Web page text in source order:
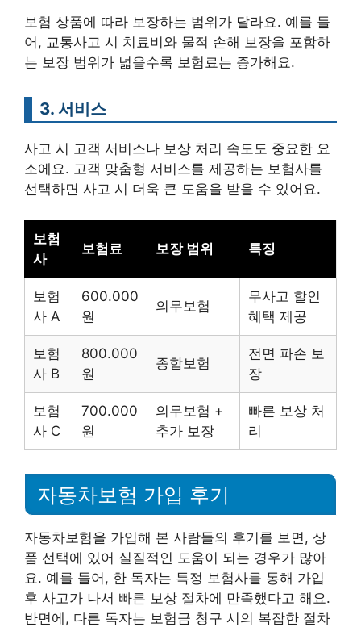
보험 상품에 따라 보장하는 범위가 달라요. 예를 들
어, 교통사고 시 치료비와 물적 손해 보장을 포함하
는 보장 범위가 넓을수록 보험료는 증가해요.
3. 서비스
사고 시 고객 서비스나 보상 처리 속도도 중요한 요
소에요. 고객 맞춤형 서비스를 제공하는 보험사를
선택하면 사고 시 더욱 큰 도움을 받을 수 있어요.
보험
사
보험료 보장 범위 특징
보험
사 A
600.000
원
의무보험
무사고 할인
혜택 제공
보험
사 B
800.000
원
종합보험
전면 파손 보
장
보험
사 C
700.000
원
의무보험 +
추가 보장
빠른 보상 처
리
자동차보험 가입 후기
자동차보험을 가입해 본 사람들의 후기를 보면, 상
품 선택에 있어 실질적인 도움이 되는 경우가 많아
요. 예를 들어, 한 독자는 특정 보험사를 통해 가입
후 사고가 나서 빠른 보상 절차에 만족했다고 해요.
반면에, 다른 독자는 보험금 청구 시의 복잡한 절차